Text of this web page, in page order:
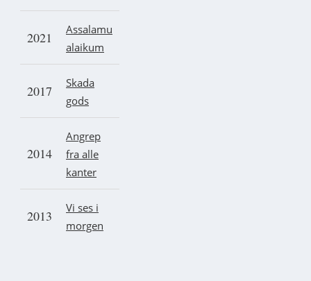
2021 Assalamu
alaikum
2017
Skada
gods
2014
Angrep
fra alle
kanter
2013
Vi ses i
morgen